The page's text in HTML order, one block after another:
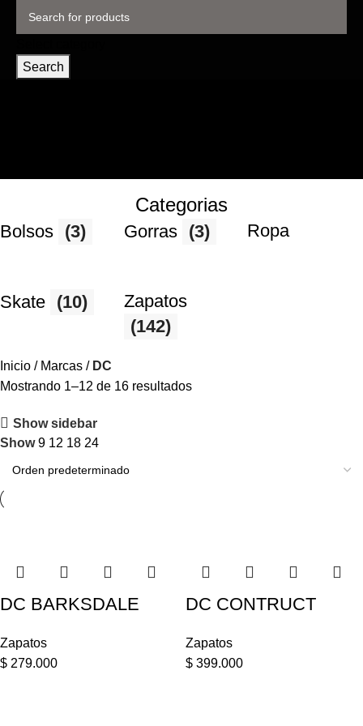
Search
Categorias
Bolsos (3) Gorras (3) Ropa
Skate (10)
Zapatos
(142)
Inicio Marcas
DC
Mostrando 1–12 de 16 resultados
Show sidebar
Show9 12 18 24
DC BARKSDALE
Zapatos
$ 279.000
DC CONTRUCT
Zapatos
$ 399.000